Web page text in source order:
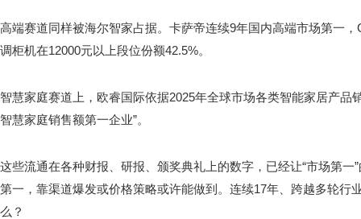
高端赛道同样被海尔智家占据。卡萨帝连续9年国内高端市场第一
调柜机在12000元以上段位份额42.5%。
智慧家庭赛道上，欧睿国际依据2025年全球市场各类智能家居产品
智慧家庭销售额第一企业”。
这些流通在各种财报、研报、颁奖典礼上的数字，已经让“市场第一
第一，靠渠道爆发或价格策略或许能做到。连续17年、跨越多轮行
么？